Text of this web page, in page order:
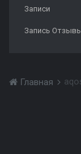
Записи
Запись
Главная